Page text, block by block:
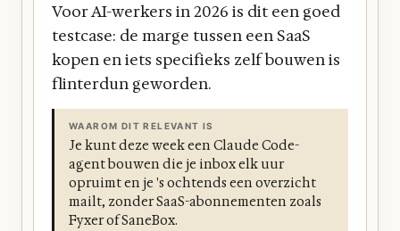
Voor AI-werkers in 2026 is dit een goed
testcase: de marge tussen een SaaS
kopen en iets specifieks zelf bouwen is
flinterdun geworden.
WAAROM DIT RELEVANT IS
Je kunt deze week een Claude Code-
agent bouwen die je inbox elk uur
opruimt en je 's ochtends een overzicht
mailt, zonder SaaS-abonnementen zoals
Fyxer of SaneBox.